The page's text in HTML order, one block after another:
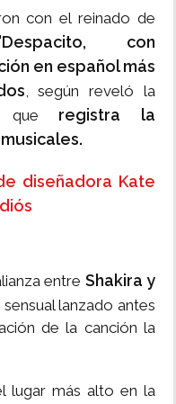
con el reinado de
con
en español más
, según reveló la
que registra la
diseñadora Kate
entre Shakira y
lanzado antes
de la canción la
lugar más alto en la